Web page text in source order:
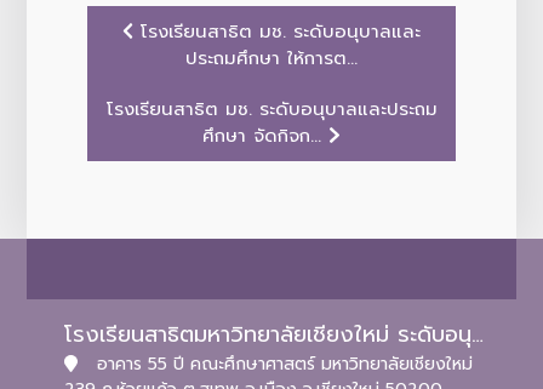
โรงเรียนสาธิต มช. ระดับอนุบาลและ
ประถมศึกษา ให้การต...
โรงเรียนสาธิต มช. ระดับอนุบาลและประถม
ศึกษา จัดกิจก...
โรงเรียนสาธิตมหาวิทยาลัยเชียงใหม่ ระดับอนุบาลและประถมศึกษา
อาคาร 55 ปี คณะศึกษาศาสตร์ มหาวิทยาลัยเชียงใหม่